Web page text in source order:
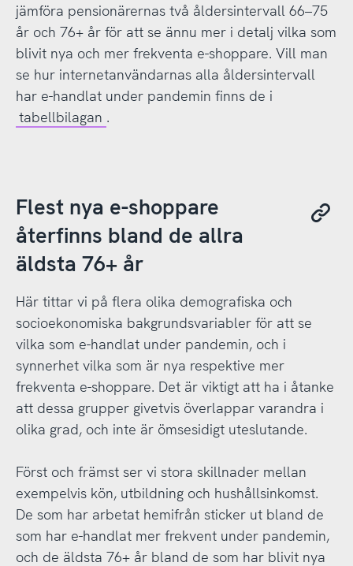
jämföra pensionärernas två åldersintervall 66–75
år och 76+ år för att se ännu mer i detalj vilka som
blivit nya och mer frekventa e-shoppare. Vill man
se hur internetanvändarnas alla åldersintervall
har e-handlat under pandemin finns de i
tabellbilagan .
Flest nya e-shoppare
återfinns bland de allra
äldsta 76+ år
Här tittar vi på flera olika demografiska och
socioekonomiska bakgrundsvariabler för att se
vilka som e-handlat under pandemin, och i
synnerhet vilka som är nya respektive mer
frekventa e-shoppare. Det är viktigt att ha i åtanke
att dessa grupper givetvis överlappar varandra i
olika grad, och inte är ömsesidigt uteslutande.
Först och främst ser vi stora skillnader mellan
exempelvis kön, utbildning och hushållsinkomst.
De som har arbetat hemifrån sticker ut bland de
som har e-handlat mer frekvent under pandemin,
och de äldsta 76+ år bland de som har blivit nya